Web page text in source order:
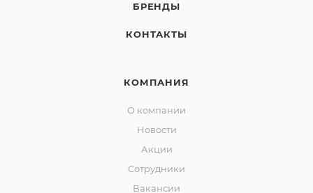
БРЕНДЫ
КОНТАКТЫ
КОМПАНИЯ
О компании
Новости
Акции
Сотрудники
Вакансии